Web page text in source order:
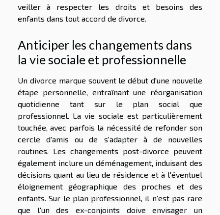
veiller à respecter les droits et besoins des
enfants dans tout accord de divorce.
Anticiper les changements dans
la vie sociale et professionnelle
Un divorce marque souvent le début d'une nouvelle
étape personnelle, entraînant une réorganisation
quotidienne tant sur le plan social que
professionnel. La vie sociale est particulièrement
touchée, avec parfois la nécessité de refonder son
cercle d'amis ou de s'adapter à de nouvelles
routines. Les changements post-divorce peuvent
également inclure un déménagement, induisant des
décisions quant au lieu de résidence et à l'éventuel
éloignement géographique des proches et des
enfants. Sur le plan professionnel, il n'est pas rare
que l'un des ex-conjoints doive envisager un